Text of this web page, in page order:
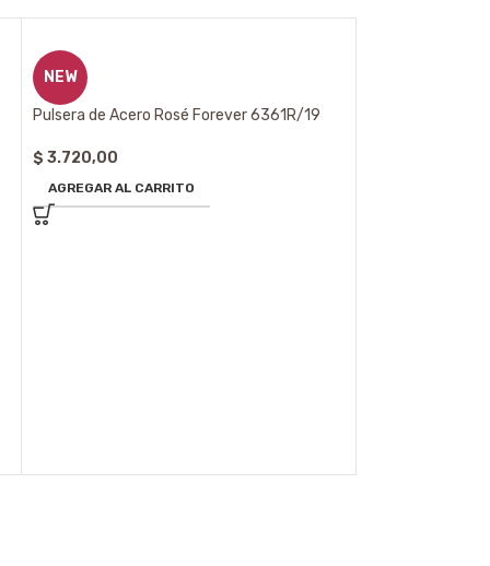
NEW
Pulsera de Acero Rosé Forever 6361R/19
$ 3.720,00
AGREGAR AL CARRITO